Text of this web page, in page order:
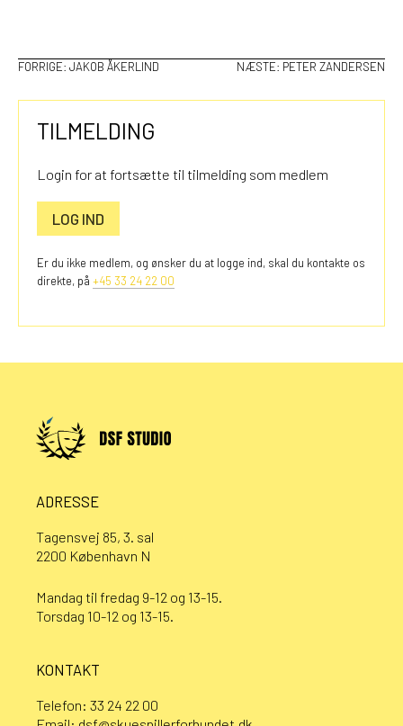
INDLÆGSNAVIGATION
FORRIGE: JAKOB ÅKERLIND NÆSTE: PETER ZANDERSEN
TILMELDING
Login for at fortsætte til tilmelding som medlem
LOG IND
Er du ikke medlem, og ønsker du at logge ind, skal du kontakte os
direkte, på +45 33 24 22 00
ADRESSE
Tagensvej 85, 3. sal
2200 København N
Mandag til fredag 9-12 og 13-15.
Torsdag 10-12 og 13-15.
KONTAKT
Telefon: 33 24 22 00